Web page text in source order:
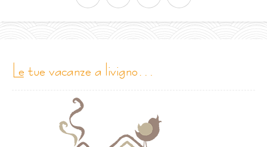
le tue vacanze a livigno…